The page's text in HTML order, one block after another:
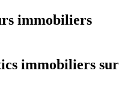
immobiliers
immobiliers sur